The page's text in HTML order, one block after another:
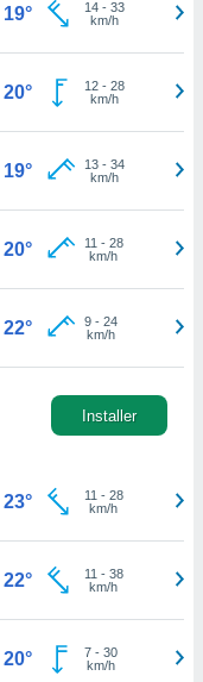
19° 14- 33
km/h
20° 12- 28
km/h
19° 13- 34
km/h
20° 11 - 28
km/h
22° 9- 24
km/h
Installer
23° 11 - 28
km/h
22° 11 - 38
km/h
20° 7- 30
km/h